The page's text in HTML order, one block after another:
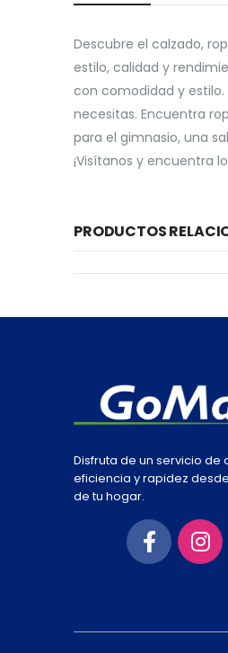
Descubre el calzado,
estilo, calidad y
con comodidad y
necesitas. Encuentra
para el gimnasio, una
¡Visítanos y encuentra
PRODUCTOS
Disfruta de un servicio de
eficiencia y rapidez
de tu hogar.